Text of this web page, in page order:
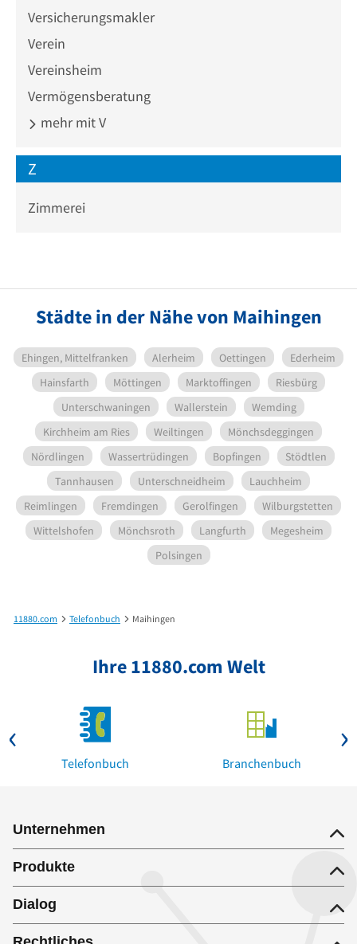
Versicherungsmakler
Verein
Vereinsheim
Vermögensberatung
mehr mit V
Z
Zimmerei
Städte in der Nähe von Maihingen
Ehingen, Mittelfranken Alerheim Oettingen
Ederheim
Hainsfarth
Möttingen Marktoffingen
Riesbürg
Unterschwaningen
Wallerstein
Wemding
Kirchheim am Ries
Weiltingen
Mönchsdeggingen
Nördlingen
Wassertrüdingen Bopfingen
Stödtlen
Tannhausen
Unterschneidheim
Lauchheim
Reimlingen
Fremdingen Gerolfingen
Wilburgstetten
Wittelshofen
Mönchsroth Langfurth
Megesheim
Polsingen
11880.com Telefonbuch Maihingen
Ihre 11880.com Welt
Telefonbuch Branchenbuch
Unternehmen
Produkte
Dialog